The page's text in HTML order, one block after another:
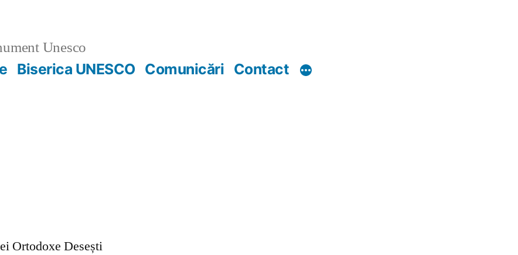
Unesco
Biserica UNESCO Comunicări Contact
Ortodoxe Desești